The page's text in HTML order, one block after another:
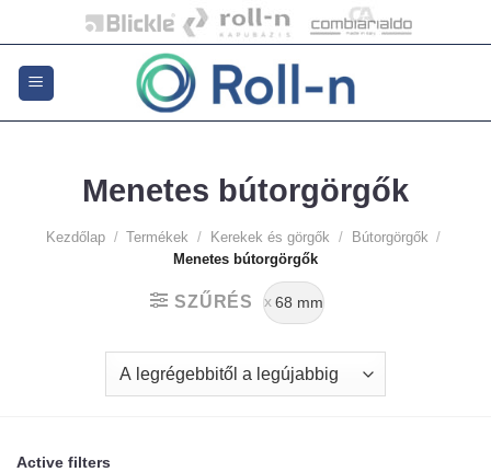
to
content
Menetes bútorgörgők
Kezdőlap / Termékek / Kerekek és görgők / Bútorgörgők /
Menetes bútorgörgők
SZŰRÉS 68 mm
Active filters